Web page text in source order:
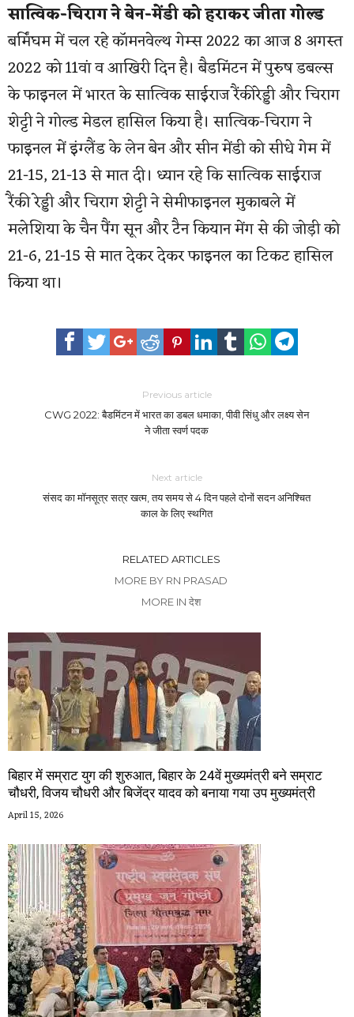
सात्विक-चिराग ने बेन-मेंडी को हराकर जीता गोल्ड
बर्मिंघम में चल रहे कॉमनवेल्थ गेम्स 2022 का आज 8 अगस्त
2022 को 11वां व आखिरी दिन है। बैडमिंटन में पुरुष डबल्स
के फाइनल में भारत के सात्विक साईराज रैंकीरेड्डी और चिराग
शेट्टी ने गोल्ड मेडल हासिल किया है। सात्विक-चिराग ने
फाइनल में इंग्लैंड के लेन बेन और सीन मेंडी को सीधे गेम में
21-15, 21-13 से मात दी। ध्यान रहे कि सात्विक साईराज
रैंकी रेड्डी और चिराग शेट्टी ने सेमीफाइनल मुकाबले में
मलेशिया के चैन पैंग सून और टैन कियान मेंग से की जोड़ी को
21-6, 21-15 से मात देकर देकर फाइनल का टिकट हासिल
किया था।
Previous article
CWG 2022: बैडमिंटन में भारत का डबल धमाका, पीवी सिंधु और लक्ष्य सेन
ने जीता स्वर्ण पदक
Next article
संसद का मॉनसूत्र सत्र खत्म, तय समय से 4 दिन पहले दोनों सदन अनिश्चित
काल के लिए स्थगित
RELATED ARTICLES
MORE BY RN PRASAD
MORE IN देश
बिहार में सम्राट युग की शुरुआत, बिहार के 24वें मुख्यमंत्री बने सम्राट
चौधरी, विजय चौधरी और बिजेंद्र यादव को बनाया गया उप मुख्यमंत्री
April 15, 2026